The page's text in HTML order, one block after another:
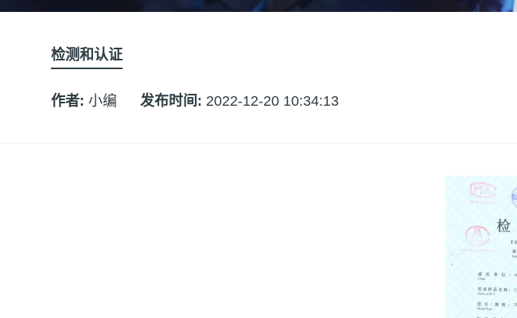
检测和认证
作者: 小编 发布时间: 2022-12-20 10:34:13